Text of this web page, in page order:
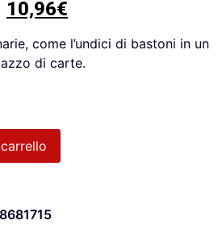
10,96€
come l’undici di bastoni in un
di carte.